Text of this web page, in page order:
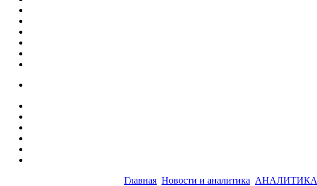
Главная Новости и аналитика АНАЛИТИКА